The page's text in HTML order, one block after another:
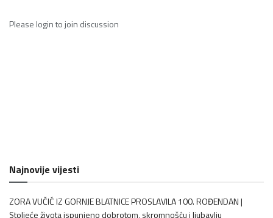
Please loginto join discussion
Najnovije vijesti
ZORA VUČIĆ IZ GORNJE BLATNICE PROSLAVILA 100. ROĐENDAN |
Stoljeće života ispunjeno dobrotom, skromnošću i ljubavlju